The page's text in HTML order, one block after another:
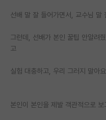
선배 말 잘 들어가면서, 교수님 말
그런데, 선배가 본인 꿀팁 안알려
고
실험 대충하고, 우리 그러지 말아
본인이 본인을 제발 객관적으로 보